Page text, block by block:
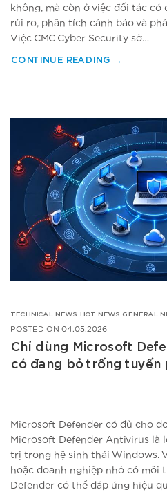
không, mà còn ở việc đối tác có
rủi ro, phân tích cảnh báo và
Việc CMC Cyber Security sở…
CONTINUE READING →
TECHNICAL NEWS HOT NEWS GENERAL
POSTED ON 04.05.2026
Chỉ dùng Microsoft
có đang bỏ trống tuyến
Microsoft Defender có đủ cho
Microsoft Defender Antivirus là
trị trong hệ sinh thái Windows.
hoặc doanh nghiệp nhỏ có môi
Defender có thể đáp ứng hiệu